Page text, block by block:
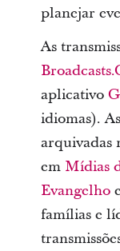
planejar
As
aplicativo
idiomas).
arquivadas
em Mídias
Evangelho
famílias e